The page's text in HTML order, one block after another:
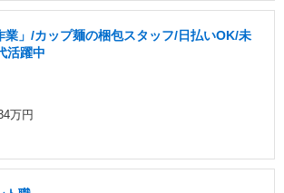
業」/カップ麺の梱包スタッフ/日払いOK/未
活躍中
万円